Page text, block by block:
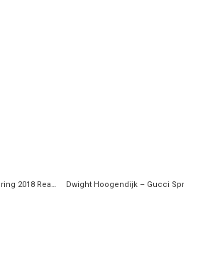
Angelica Jung – Gucci Spring 2018 Ready-to-Wear